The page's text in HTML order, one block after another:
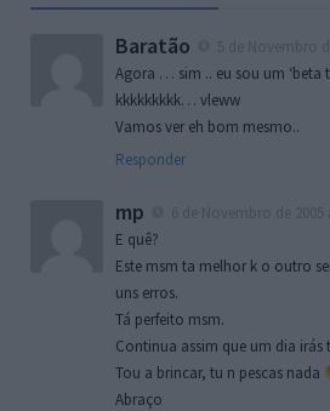
Baratão
Agora … sim .. eu sou um ‘beta
kkkkkkkkk… vleww
Vamos ver eh bom mesmo..
Responder
mp
E quê?
Este msm ta melhor k o outro
uns erros.
Tá perfeito msm.
Continua assim que um dia irás
Tou a brincar, tu n pescas nada
Abraço